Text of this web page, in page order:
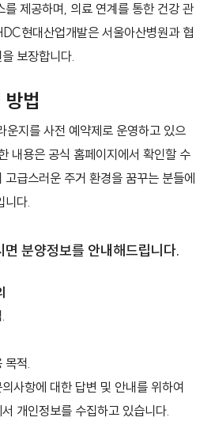
를 제공하며, 의료 연계를 통한 건강 관
현대산업개발은 서울아산병원과 협
보장합니다.
방법
운지를 사전 예약제로 운영하고 있으
내용은 공식 홈페이지에서 확인할 수
급스러운 주거 환경을 꿈꾸는 분들에
다.
분양정보를 안내해드립니다.
적.
사항에 대한 답변 및 안내를 위하여
개인정보를 수집하고 있습니다.